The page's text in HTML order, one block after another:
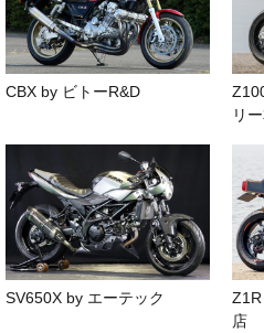
CBX by ビトーR&D
リ
SV650X by エーテック
店